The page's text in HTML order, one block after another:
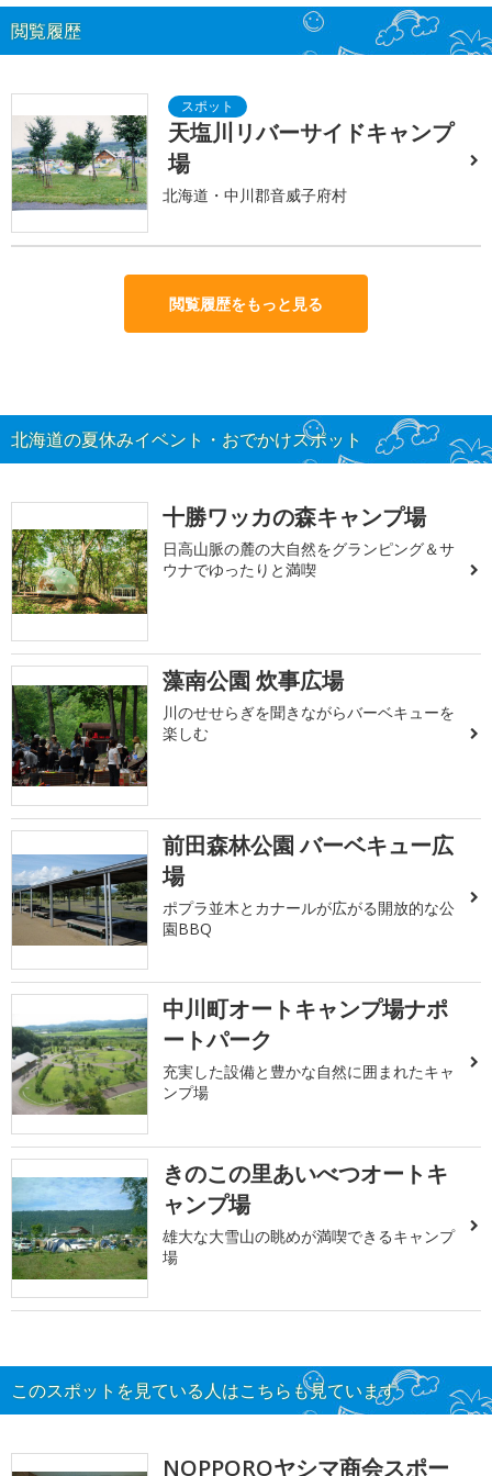
閲覧履歴
天塩川リバーサイドキャンプ
場
北海道・中川郡音威子府村
閲覧履歴をもっと見る
北海道の夏休みイベント・おでかけスポット
十勝ワッカの森キャンプ場
日高山脈の麓の大自然をグランピング＆サ
ウナでゆったりと満喫
藻南公園 炊事広場
川のせせらぎを聞きながらバーベキューを
楽しむ
前田森林公園 バーベキュー広
場
ポプラ並木とカナールが広がる開放的な公
園BBQ
中川町オートキャンプ場ナポ
ートパーク
充実した設備と豊かな自然に囲まれたキャ
ンプ場
きのこの里あいべつオートキ
ャンプ場
雄大な大雪山の眺めが満喫できるキャンプ
場
このスポットを見ている人はこちらも見ています
NOPPOROヤシマ商会スポー